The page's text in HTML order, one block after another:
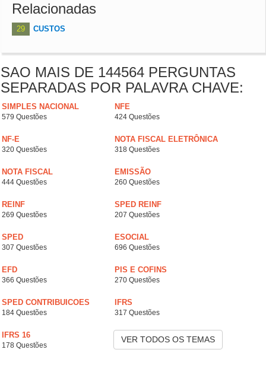
Relacionadas
29 CUSTOS
SAO MAIS DE 144564 PERGUNTAS
SEPARADAS POR PALAVRA CHAVE:
SIMPLES NACIONAL
579 Questões
NFE
424 Questões
NF-E
320 Questões
NOTA FISCAL ELETRÔNICA
318 Questões
NOTA FISCAL
444 Questões
EMISSÃO
260 Questões
REINF
269 Questões
SPED REINF
207 Questões
SPED
307 Questões
ESOCIAL
696 Questões
EFD
366 Questões
PIS E COFINS
270 Questões
SPED CONTRIBUICOES
184 Questões
IFRS
317 Questões
IFRS 16
178 Questões
VER TODOS OS TEMAS